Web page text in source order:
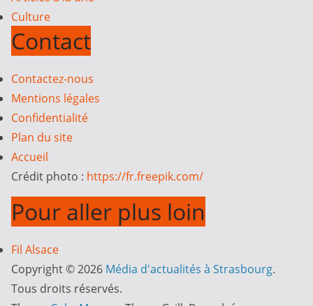
Culture
Contact
Contactez-nous
Mentions légales
Confidentialité
Plan du site
Accueil
Crédit photo : https://fr.freepik.com/
Pour aller plus loin
Fil Alsace
Copyright © 2026 Média d'actualités à Strasbourg.
Tous droits réservés.